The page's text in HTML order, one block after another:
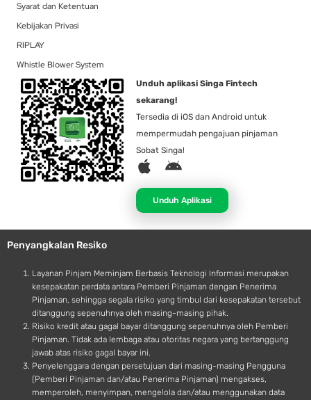
Syarat dan Ketentuan
Kebijakan Privasi
RIPLAY
Whistle Blower System
Unduh aplikasi Singa Fintech
sekarang!
Tersedia di iOS dan Android untuk
mempermudah pengajuan pinjaman
Sobat Singa!
A
p
l
e
A
d
r
o
d
Unduh Aplikasi
Penyangkalan Resiko
Layanan Pinjam Meminjam Berbasis Teknologi Informasi merupakan
kesepakatan perdata antara Pemberi Pinjaman dengan Penerima
Pinjaman, sehingga segala risiko yang timbul dari kesepakatan tersebut
ditanggung sepenuhnya oleh masing-masing pihak.
Risiko kredit atau gagal bayar ditanggung sepenuhnya oleh Pemberi
Pinjaman. Tidak ada lembaga atau otoritas negara yang bertanggung
jawab atas risiko gagal bayar ini.
Penyelenggara dengan persetujuan dari masing-masing Pengguna
(Pemberi Pinjaman dan/atau Penerima Pinjaman) mengakses,
memperoleh, menyimpan, mengelola dan/atau menggunakan data